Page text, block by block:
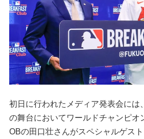
初日に行われたメディア発表会には
の舞台においてワールドチャンピオ
OBの田口壮さんがスペシャルゲス